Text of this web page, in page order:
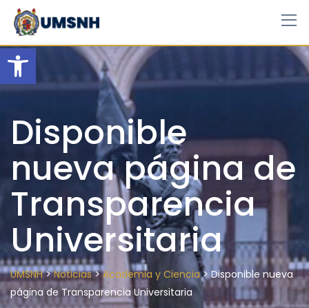
Open toolbar
Skip
content
Disponible
nueva página de
Transparencia
Universitaria
UMSNH>Noticias>Academia y Ciencia>Disponible nueva
página de Transparencia Universitaria